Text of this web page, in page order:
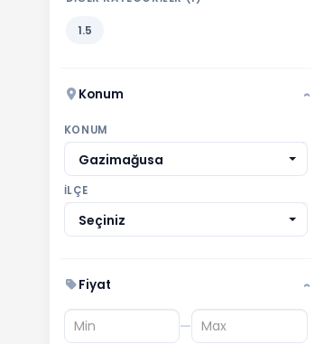
1.5
Konum ›
KONUM
Gazimağusa
İLÇE
Seçiniz
Fiyat ›
—